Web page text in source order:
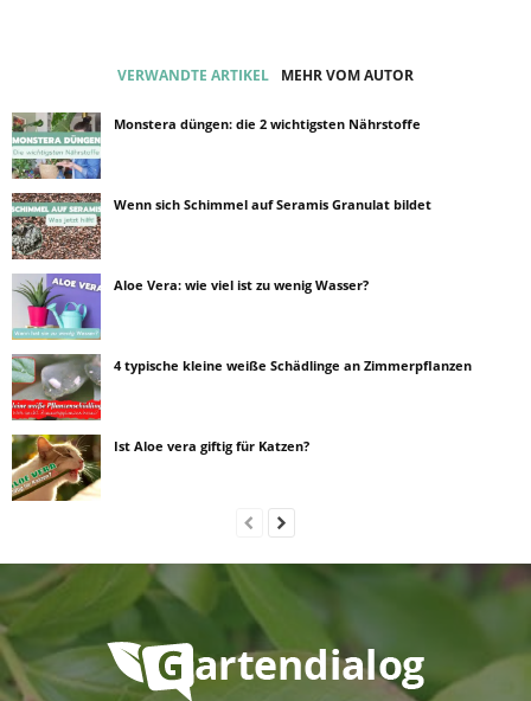
VERWANDTE ARTIKEL MEHR VOM AUTOR
Monstera düngen: die 2 wichtigsten Nährstoffe
Wenn sich Schimmel auf Seramis Granulat bildet
Aloe Vera: wie viel ist zu wenig Wasser?
4 typische kleine weiße Schädlinge an Zimmerpflanzen
Ist Aloe vera giftig für Katzen?